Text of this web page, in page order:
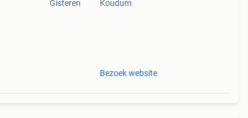
Gisteren Koudum
Bezoek website